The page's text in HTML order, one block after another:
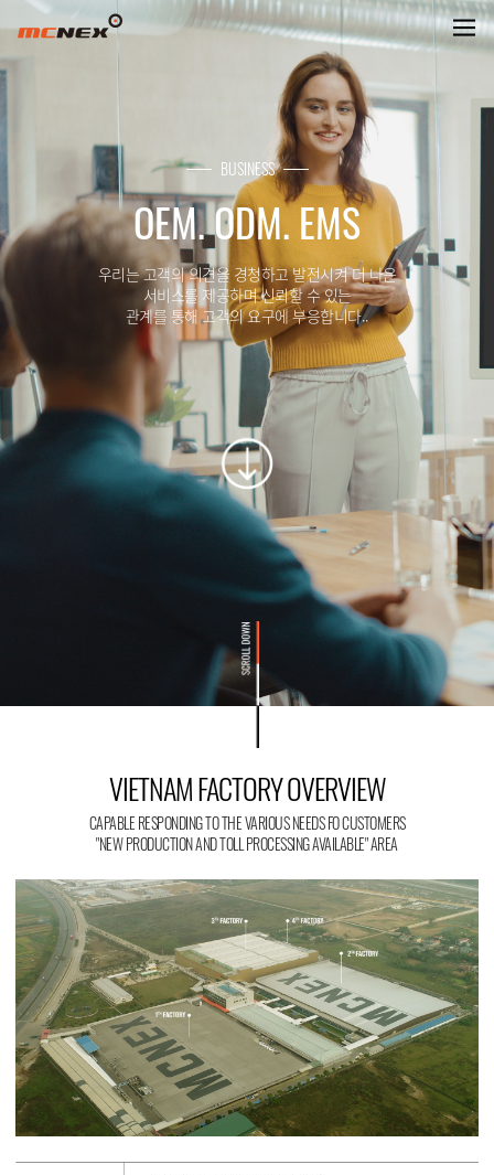
VIETNAM FACTORY OVERVIEW
BUSINESS
OEM. ODM. EMS
우리는 고객의 의견을 경청하고 발전시켜 더 나은
서비스를 제공하며 신뢰할 수 있는
관계를 통해 고객의 요구에 부응합니다..
VIETNAM FACTORY OVERVIEW
CAPABLE RESPONDING TO THE VARIOUS NEEDS FO CUSTOMERS
"NEW PRODUCTION AND TOLL PROCESSING AVAILABLE" AREA